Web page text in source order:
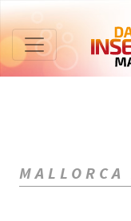
MALLORCA